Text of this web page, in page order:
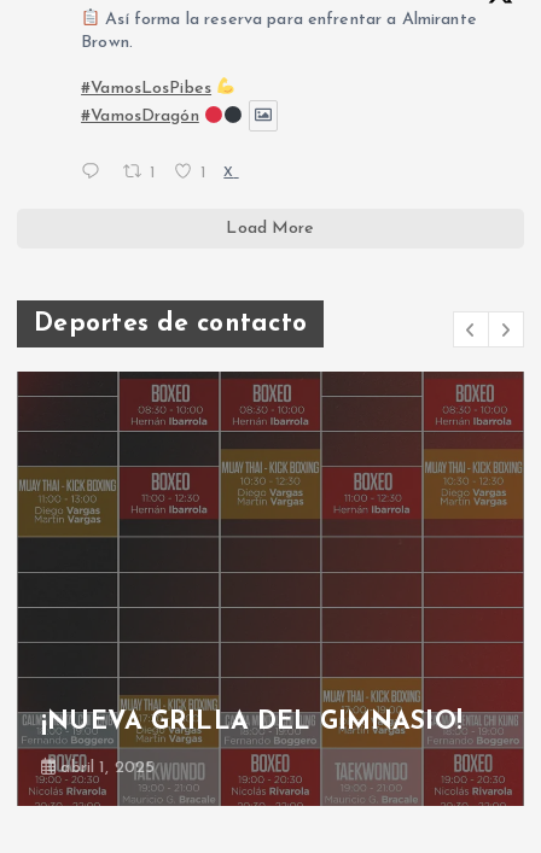
Así forma la reserva para enfrentar a Almirante
Brown.
#VamosLosPibes
#VamosDragón
X
Load More
Deportes de contacto
¡NUEVA GRILLA DEL GIMNASIO!
abril 1, 2025